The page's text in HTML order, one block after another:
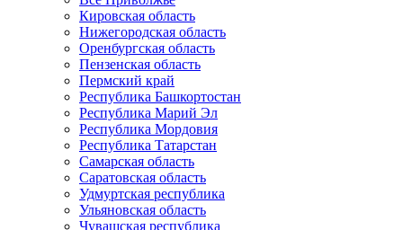
Кировская область
Нижегородская область
Оренбургская область
Пензенская область
Пермский край
Республика Башкортостан
Республика Марий Эл
Республика Мордовия
Республика Татарстан
Самарская область
Саратовская область
Удмуртская республика
Ульяновская область
Чувашская республика